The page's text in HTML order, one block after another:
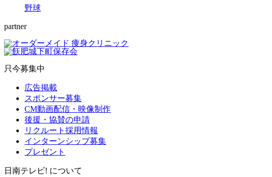
野球
partner
只今募集中
広告掲載
スポンサー募集
CM動画配信・映像制作
後援・協賛の申請
リクルート採用情報
インターンシップ募集
プレゼント
日南テレビ! について